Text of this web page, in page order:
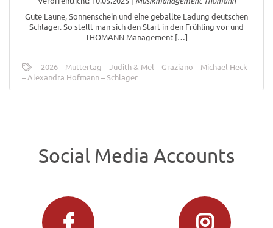
Gute Laune, Sonnenschein und eine geballte Ladung deutschen
Schlager. So stellt man sich den Start in den Frühling vor und
THOMANN Management […]
2026 Muttertag Judith & Mel Graziano
Michael Heck
Alexandra Hofmann
Schlager
Social Media Accounts